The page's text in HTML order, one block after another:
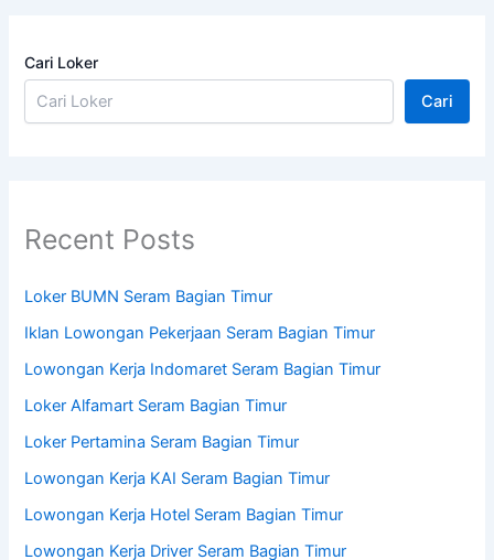
Cari Loker
Cari
Recent Posts
Loker BUMN Seram Bagian Timur
Iklan Lowongan Pekerjaan Seram Bagian Timur
Lowongan Kerja Indomaret Seram Bagian Timur
Loker Alfamart Seram Bagian Timur
Loker Pertamina Seram Bagian Timur
Lowongan Kerja KAI Seram Bagian Timur
Lowongan Kerja Hotel Seram Bagian Timur
Lowongan Kerja Driver Seram Bagian Timur